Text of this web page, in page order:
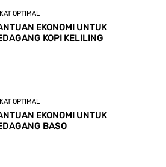
OPTIMAL
EKONOMI UNTUK
KOPI KELILING
OPTIMAL
EKONOMI UNTUK
BASO